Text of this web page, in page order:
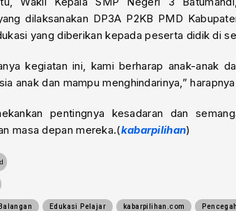
dilaksanakan DP3A P2KB PMD
yang diberikan kepada peserta didik di
kegiatan ini, kami berharap anak-anak
anak dan mampu menghindarinya,”
pentingnya kesadaran dan
masa depan mereka.(kabarpilihan)
Balangan Edukasi Pelajar kabarpilihan.com